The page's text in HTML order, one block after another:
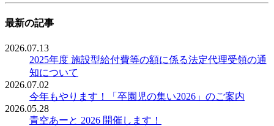
最新の記事
2026.07.13
2025年度 施設型給付費等の額に係る法定代理受領の通
知について
2026.07.02
今年もやります！「卒園児の集い2026」のご案内
2026.05.28
青空あーと 2026 開催します！